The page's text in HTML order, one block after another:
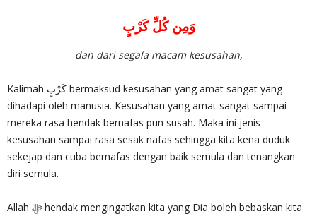
وَمِن كُلِّ كَرْبٍ
dan dari segala macam kesusahan,
Kalimah كَرْبٍ bermaksud kesusahan yang amat sangat yang
dihadapi oleh manusia. Kesusahan yang amat sangat sampai
mereka rasa hendak bernafas pun susah. Maka ini jenis
kesusahan sampai rasa sesak nafas sehingga kita kena duduk
sekejap dan cuba bernafas dengan baik semula dan tenangkan
diri semula.
Allah ‎ﷻ hendak mengingatkan kita yang Dia boleh bebaskan kita